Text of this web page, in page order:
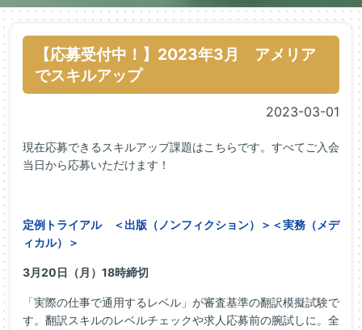
【応募受付中！】2023年3月 アメリア
でスキルアップ
2023-03-01
現在応募できるスキルアップ課題はこちらです。すべてご入会
当日から応募いただけます！
定例トライアル ＜出版（ノンフィクション）＞＜実務（メデ
ィカル）＞
3月20日（月）18時締切
「実際の仕事で通用するレベル」が審査基準の翻訳模擬試験で
す。翻訳スキルのレベルチェックや求人応募前の腕試しに。全